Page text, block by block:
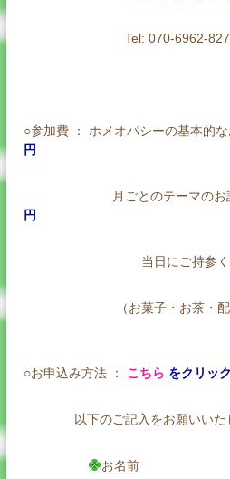
Tel: 070-6962-
○参加費 ： ホメオパシーの基本的
円
月ごとのテーマのお話
円
当日にご持参くだ
（お菓子・お茶・配布プ
○お申込み方法 ： こちら をクリッ
以下のご記入をお願いいた
お名前